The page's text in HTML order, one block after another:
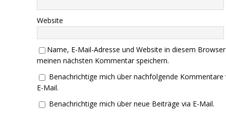
Website
Name, E-Mail-Adresse und Website in diesem
meinen nächsten Kommentar speichern.
Benachrichtige mich über nachfolgende Kommentare
E-Mail.
Benachrichtige mich über neue Beiträge via E-Mail.